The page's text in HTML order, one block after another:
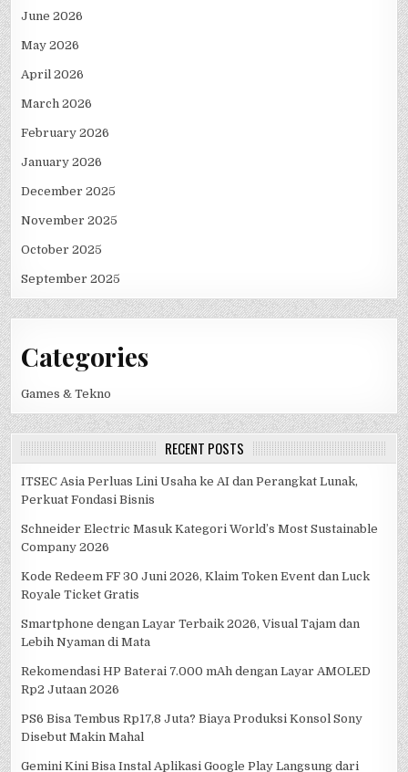
June 2026
May 2026
April 2026
March 2026
February 2026
January 2026
December 2025
November 2025
October 2025
September 2025
Categories
Games & Tekno
RECENT POSTS
ITSEC Asia Perluas Lini Usaha ke AI dan Perangkat Lunak,
Perkuat Fondasi Bisnis
Schneider Electric Masuk Kategori World’s Most Sustainable
Company 2026
Kode Redeem FF 30 Juni 2026, Klaim Token Event dan Luck
Royale Ticket Gratis
Smartphone dengan Layar Terbaik 2026, Visual Tajam dan
Lebih Nyaman di Mata
Rekomendasi HP Baterai 7.000 mAh dengan Layar AMOLED
Rp2 Jutaan 2026
PS6 Bisa Tembus Rp17,8 Juta? Biaya Produksi Konsol Sony
Disebut Makin Mahal
Gemini Kini Bisa Instal Aplikasi Google Play Langsung dari